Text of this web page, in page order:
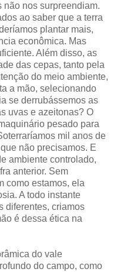
não nos surpreendiam.
ao saber que a terra
plantar mais,
econômica. Mas
Além disso, as
das cepas, tanto pela
do meio ambiente,
a mão, selecionando
se derrubássemos as
uvas e azeitonas? O
pesado para
mil anos de
não precisamos. E
ambiente controlado,
anterior. Sem
como estamos, ela
A todo instante
diferentes, criamos
é dessa ética na
do vale
do campo, como